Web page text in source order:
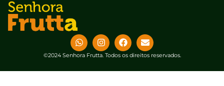
©2024 Senhora Frutta. Todos os direitos reservados.